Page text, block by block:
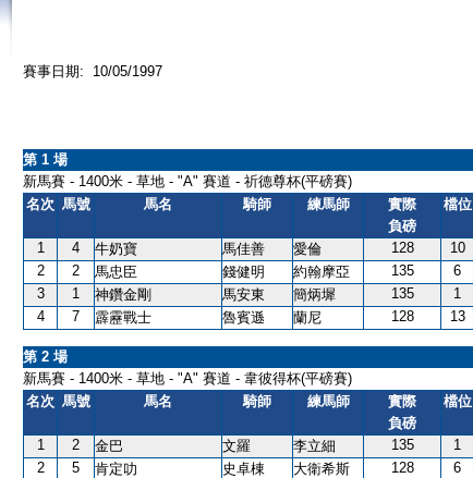
賽事日期: 10/05/1997
第 1 場
新馬賽 - 1400米 - 草地 - "A" 賽道 - 祈德尊杯(平磅賽)
名次 馬號 馬名 騎師 練馬師
實際
負磅
檔位
1 4 牛奶寶 馬佳善 愛倫 128
10
2
2 馬忠臣 錢健明 約翰摩亞 135
6
3
1 神鑽金剛 馬安東 簡炳墀 135
1
4
7 霹靂戰士 魯賓遜 蘭尼 128 13
第 2 場
新馬賽 - 1400米 - 草地 - "A" 賽道 - 韋彼得杯(平磅賽)
名次 馬號 馬名 騎師 練馬師
實際
負磅
檔位
1 2 金巴 文羅 李立細 135
1
2
5 肯定叻 史卓棟 大衛希斯 128
6